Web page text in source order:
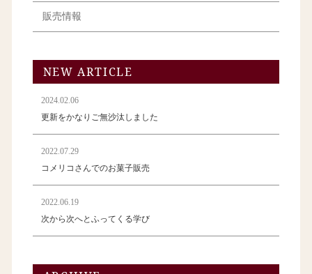
販売情報
NEW ARTICLE
2024.02.06
更新をかなりご無沙汰しました
2022.07.29
コメリコさんでのお菓子販売
2022.06.19
次から次へとふってくる学び